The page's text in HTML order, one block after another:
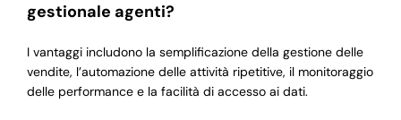
gestionale agenti?
I vantaggi includono la semplificazione della gestione delle
vendite, l’automazione delle attività ripetitive, il monitoraggio
delle performance e la facilità di accesso ai dati.